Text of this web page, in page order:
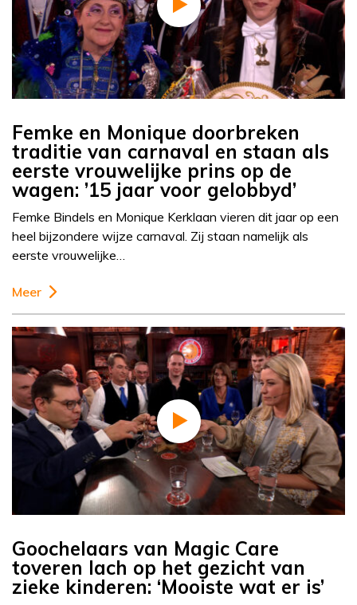
Femke en Monique doorbreken
traditie van carnaval en staan als
eerste vrouwelijke prins op de
wagen: ’15 jaar voor gelobbyd’
Femke Bindels en Monique Kerklaan vieren dit jaar op een
heel bijzondere wijze carnaval. Zij staan namelijk als
eerste vrouwelijke…
Meer
Goochelaars van Magic Care
toveren lach op het gezicht van
zieke kinderen: ‘Mooiste wat er is’